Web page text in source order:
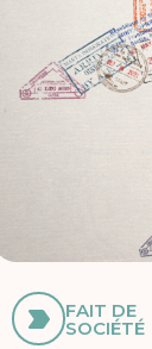
FAIT DE
SOCIÉTÉ